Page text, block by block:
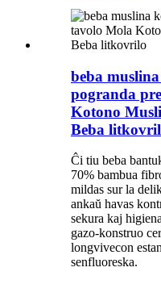
beba
pogranda
Kotono
Beba
Ĉi tiu beba
70% bambua
mildas sur la
ankaŭ havas
sekura kaj
gazo-konstruo
longvivecon
senfluoreska.